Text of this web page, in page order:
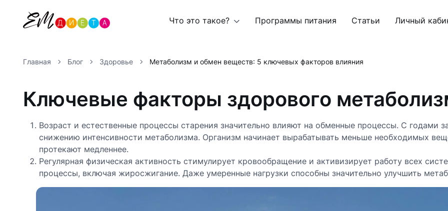
Что это такое? Программы питания Статьи Личный
Главная Блог Здоровье Метаболизм и обмен веществ: 5 ключевых факторов влияния
Ключевые факторы здорового
Возраст и естественные процессы старения значительно влияют на обменные процессы. С годами
снижению интенсивности метаболизма. Организм начинает вырабатывать меньше необходимых
протекают медленнее.
Регулярная физическая активность стимулирует кровообращение и активизирует работу всех
процессы, включая жиросжигание. Даже умеренные нагрузки способны значительно улучшить